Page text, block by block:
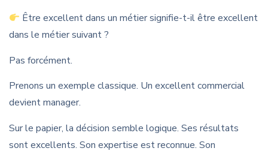
Être excellent dans un métier signifie-t-il être excellent
dans le métier suivant ?
Pas forcément.
Prenons un exemple classique. Un excellent commercial
devient manager.
Sur le papier, la décision semble logique. Ses résultats
sont excellents. Son expertise est reconnue. Son